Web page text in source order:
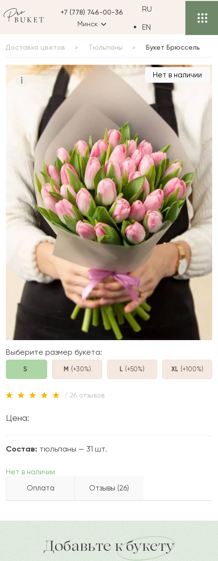
+7 (778) 746-00-36
Минск
RU
EN
Доставка цветов Тюльпаны Букет Брюссель
i Букет Брюссель Нет в наличии
Выберите размер букета:
S M (+30%) L (+50%) XL (+100%)
/ 26 отзывов
Цена:
Состав: тюльпаны — 31 шт.
Нет в наличии
Оплата
Отзывы (26)
доставка по городу в течение часа
Т 2022-08-16
Таншолпан
2022-06-16
Добавьте к букету